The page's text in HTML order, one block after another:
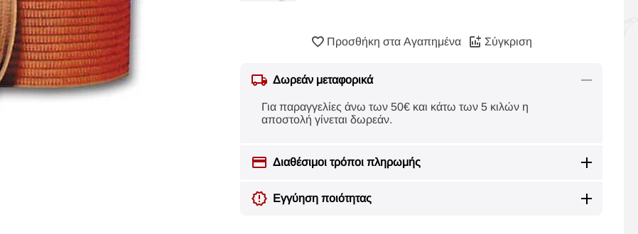
Προσθήκη στα Αγαπημένα Σύγκριση
Δωρεάν μεταφορικά
Για παραγγελίες άνω των 50€ και κάτω των 5 κιλών η
αποστολή γίνεται δωρεάν.
Διαθέσιμοι τρόποι πληρωμής
Εγγύηση ποιότητας